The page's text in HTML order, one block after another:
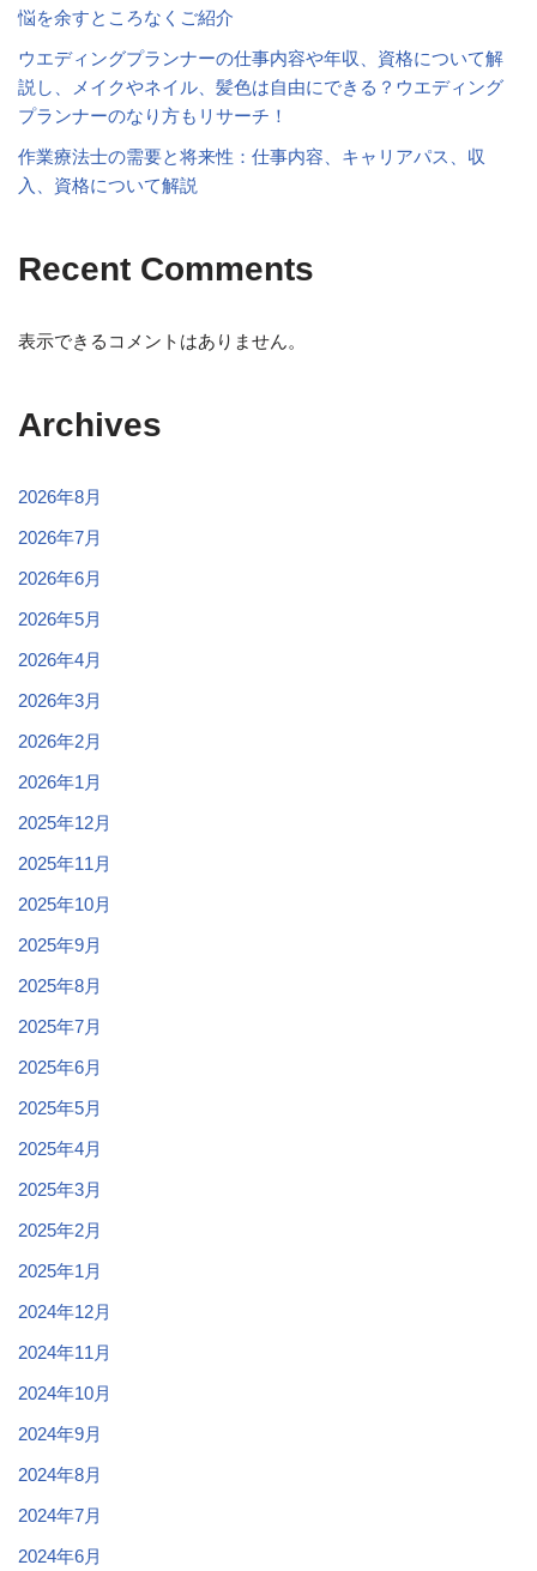
悩を余すところなくご紹介
ウエディングプランナーの仕事内容や年収、資格について解
説し、メイクやネイル、髪色は自由にできる？ウエディング
プランナーのなり方もリサーチ！
作業療法士の需要と将来性：仕事内容、キャリアパス、収
入、資格について解説
Recent Comments
表示できるコメントはありません。
Archives
2026年8月
2026年7月
2026年6月
2026年5月
2026年4月
2026年3月
2026年2月
2026年1月
2025年12月
2025年11月
2025年10月
2025年9月
2025年8月
2025年7月
2025年6月
2025年5月
2025年4月
2025年3月
2025年2月
2025年1月
2024年12月
2024年11月
2024年10月
2024年9月
2024年8月
2024年7月
2024年6月